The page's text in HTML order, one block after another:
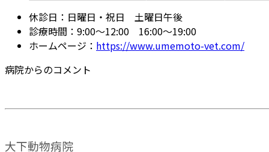
休診日：日曜日・祝日 土曜日午後
診療時間：9:00～12:00 16:00～19:00
ホームページ： https://www.umemoto-vet.com/
病院からのコメント
大下動物病院